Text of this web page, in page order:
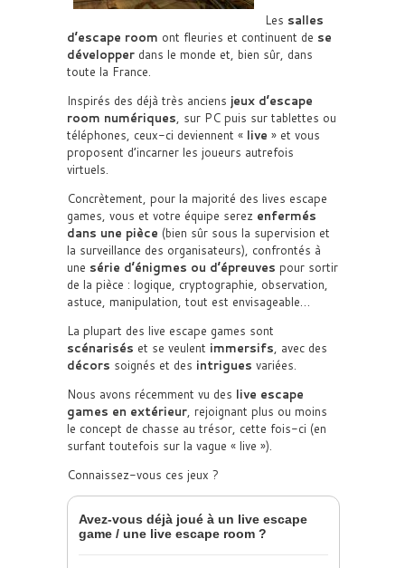
Les salles
d’escape room ont fleuries et continuent de se
développer dans le monde et, bien sûr, dans
toute la France.
Inspirés des déjà très anciens jeux d’escape
room numériques, sur PC puis sur tablettes ou
téléphones, ceux-ci deviennent « live » et vous
proposent d’incarner les joueurs autrefois
virtuels.
Concrètement, pour la majorité des lives escape
games, vous et votre équipe serez enfermés
dans une pièce (bien sûr sous la supervision et
la surveillance des organisateurs), confrontés à
une série d’énigmes ou d’épreuves pour sortir
de la pièce : logique, cryptographie, observation,
astuce, manipulation, tout est envisageable…
La plupart des live escape games sont
scénarisés et se veulent immersifs, avec des
décors soignés et des intrigues variées.
Nous avons récemment vu des live escape
games en extérieur, rejoignant plus ou moins
le concept de chasse au trésor, cette fois-ci (en
surfant toutefois sur la vague « live »).
Connaissez-vous ces jeux ?
Avez-vous déjà joué à un live escape
game / une live escape room ?